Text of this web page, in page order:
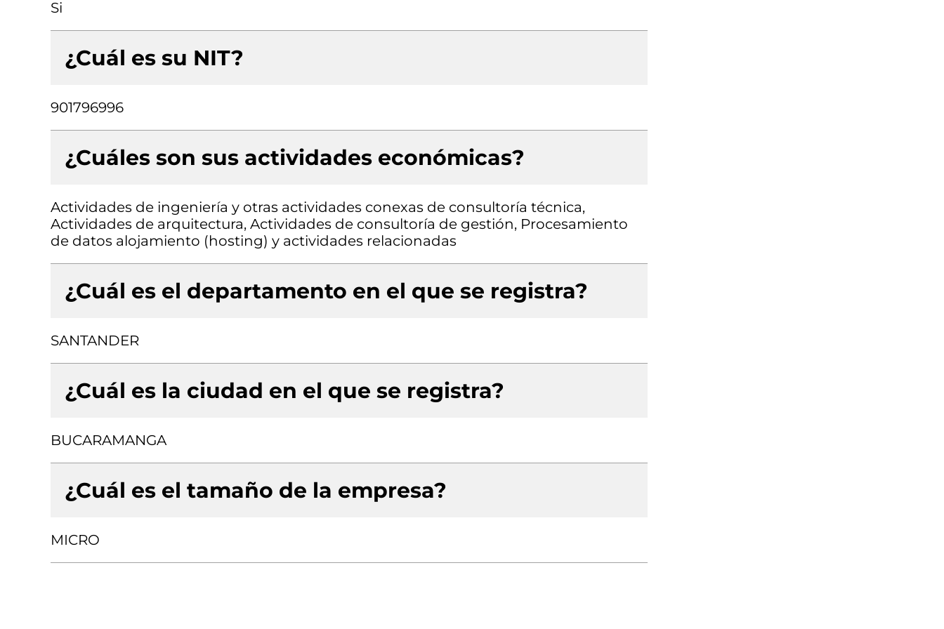
Si
¿Cuál es su NIT?
901796996
¿Cuáles son sus actividades económicas?
Actividades de ingeniería y otras actividades conexas de consultoría técnica,
Actividades de arquitectura, Actividades de consultoría de gestión, Procesamiento
de datos alojamiento (hosting) y actividades relacionadas
¿Cuál es el departamento en el que se registra?
SANTANDER
¿Cuál es la ciudad en el que se registra?
BUCARAMANGA
¿Cuál es el tamaño de la empresa?
MICRO